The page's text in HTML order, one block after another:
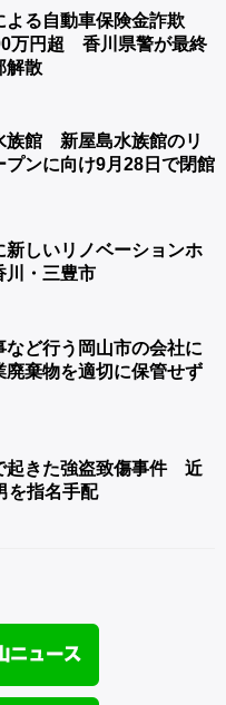
よる自動車保険金詐欺
万円超 香川県警が最終
解散
族館 新屋島水族館のリ
プンに向け9月28日で閉館
新しいリノベーションホ
・三豊市
など行う岡山市の会社に
棄物を適切に保管せず
起きた強盗致傷事件 近
を指名手配